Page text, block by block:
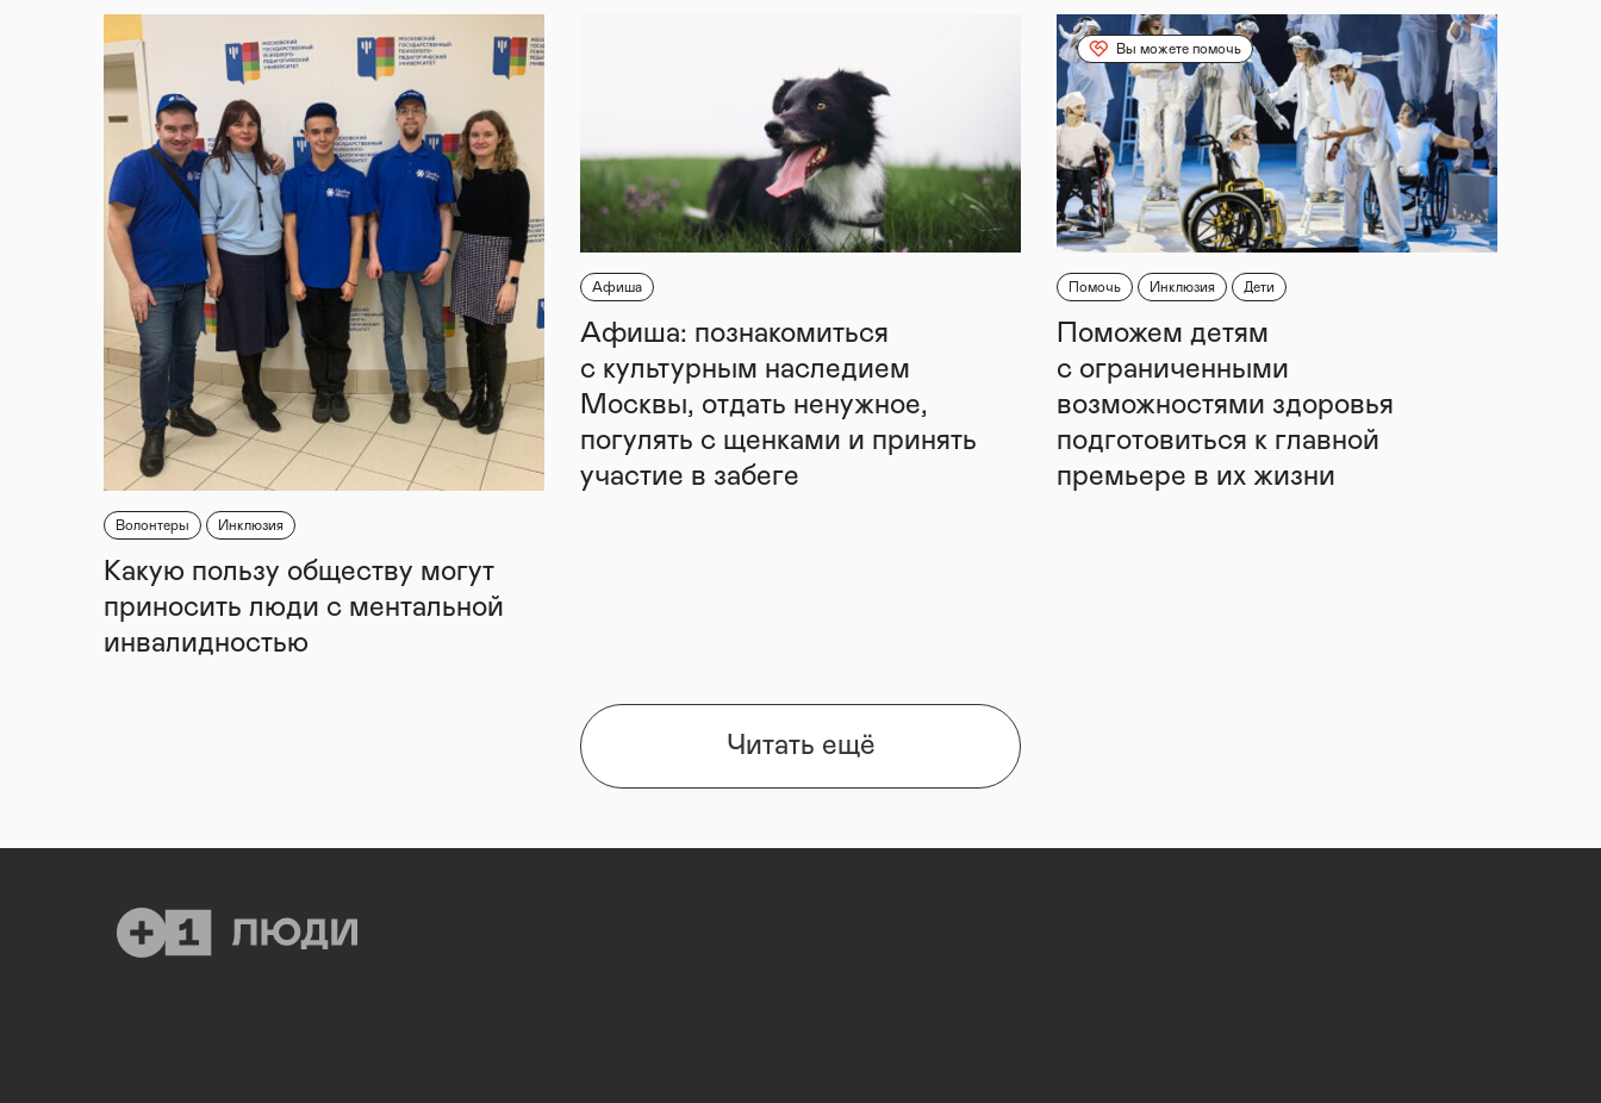
Волонтеры Инклюзия
Какую пользу обществу могут
приносить люди с ментальной
инвалидностью
Афиша
Афиша: познакомиться
с культурным наследием
Москвы, отдать ненужное,
погулять с щенками и принять
участие в забеге
Вы можете помочь
Помочь Инклюзия Дети
Поможем детям
с ограниченными
возможностями здоровья
подготовиться к главной
премьере в их жизни
Читать ещё